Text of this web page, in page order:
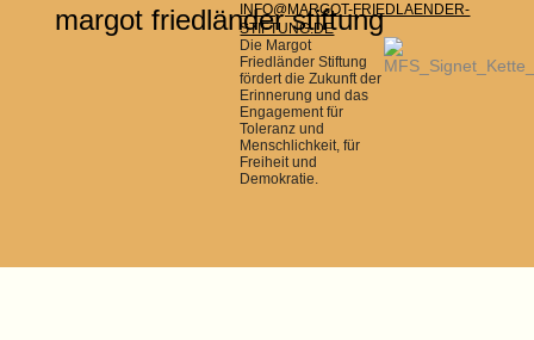
margot friedländer stiftung
INFO@MARGOT-FRIEDLAENDER-
STIFTUNG.DE
Die Margot
Friedländer Stiftung
fördert die Zukunft der
Erinnerung und das
Engagement für
Toleranz und
Menschlichkeit, für
Freiheit und
Demokratie.